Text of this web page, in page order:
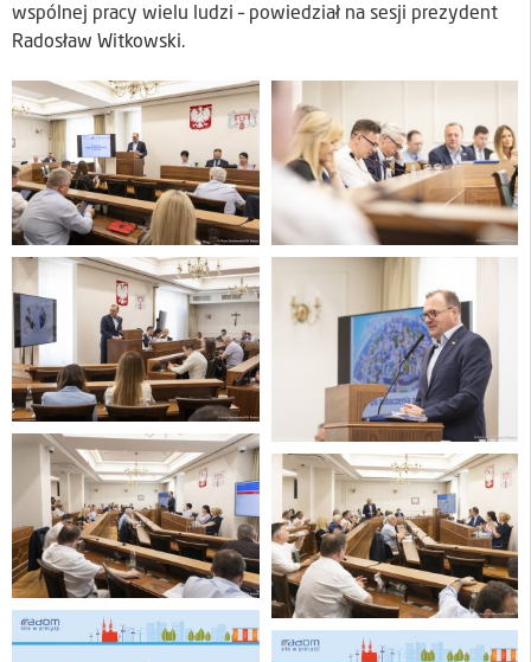
wspólnej pracy wielu ludzi – powiedział na sesji prezydent
Radosław Witkowski.